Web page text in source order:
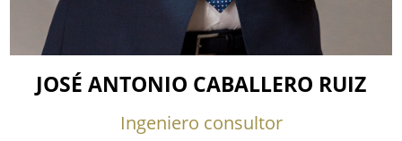
JOSÉ ANTONIO CABALLERO RUIZ
Ingeniero consultor